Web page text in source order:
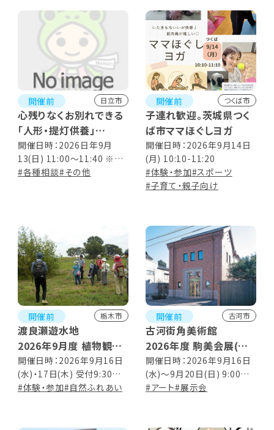
開催前 日立市
心残りなくお別れできる
「人形・提灯供養」
人形・提灯供養祭
開催日時：2026日年9月
13(日) 11:00～11:40 ※要
事前持込み ※当日持込み不
#各種相談#その他
開催前 つくば市
子連れ歓迎。茨城県つく
ば市ママほぐしヨガ
開催日時：2026年9月14日
(月) 10:10-11:20
#体験・参加#スポーツ
#子育て・親子向け
開催前 栃木市
渡良瀬遊水地
2026年9月度 植物観察
会
開催日時：2026年9月16日
(水)・17日(木) 受付9:30～
／10:00～12:00
#体験・参加#自然ふれあい
開催前 古河市
古河街角美術館
2026年度 駒美会展(絵
画展)
開催日時：2026年9月16日
(水)～9月20日(日) 9:00～
17:00 (16日は12:00から、
#アート#展示会